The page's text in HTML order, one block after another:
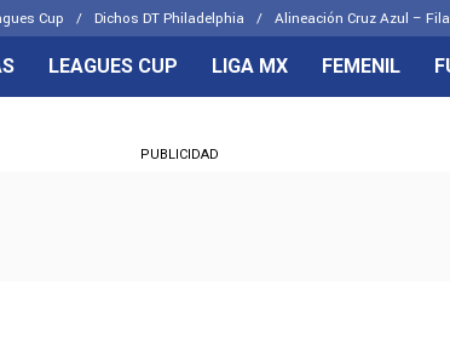
Cup Dichos DT Philadelphia Alineación Cruz Azul –
CELESTES
LEAGUES CUP LIGA MX FEMENIL
PUBLICIDAD